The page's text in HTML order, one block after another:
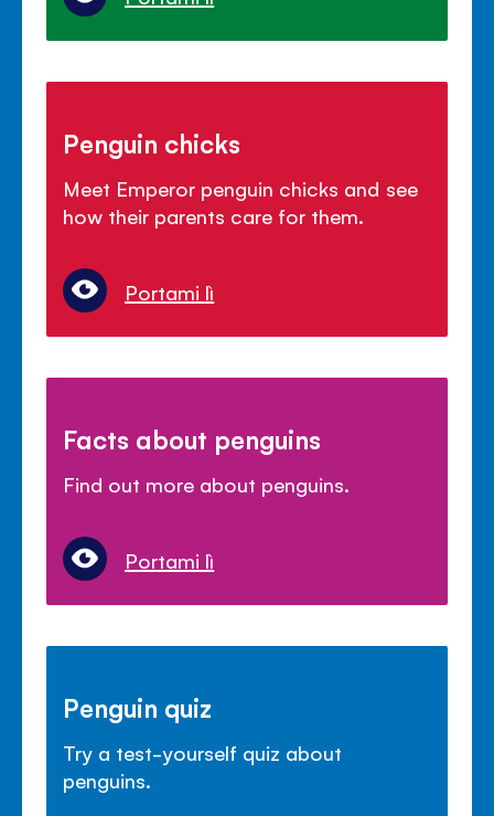
Penguin chicks
Meet Emperor penguin chicks and see
how their parents care for them.
Portami lì
Facts about penguins
Find out more about penguins.
Portami lì
Penguin quiz
Try a test-yourself quiz about
penguins.